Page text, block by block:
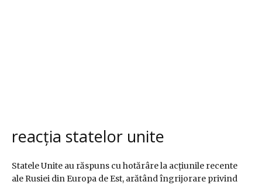
reacția statelor unite
Statele Unite au răspuns cu hotărâre la acțiunile recente
ale Rusiei din Europa de Est, arătând îngrijorare privind